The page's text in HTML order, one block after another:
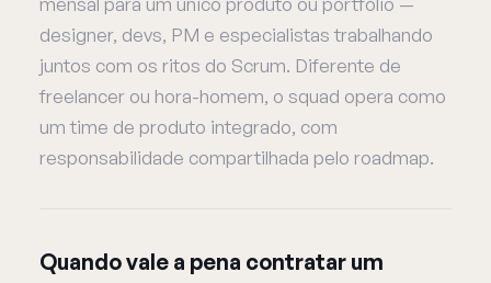
designer, devs, PM e especialistas trabalhando
juntos com os ritos do Scrum. Diferente de
freelancer ou hora-homem, o squad opera como
um time de produto integrado, com
responsabilidade compartilhada pelo roadmap.
Quando vale a pena contratar um